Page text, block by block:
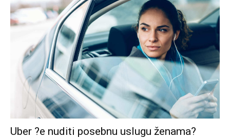
Uber ?e nuditi posebnu uslugu ženama?